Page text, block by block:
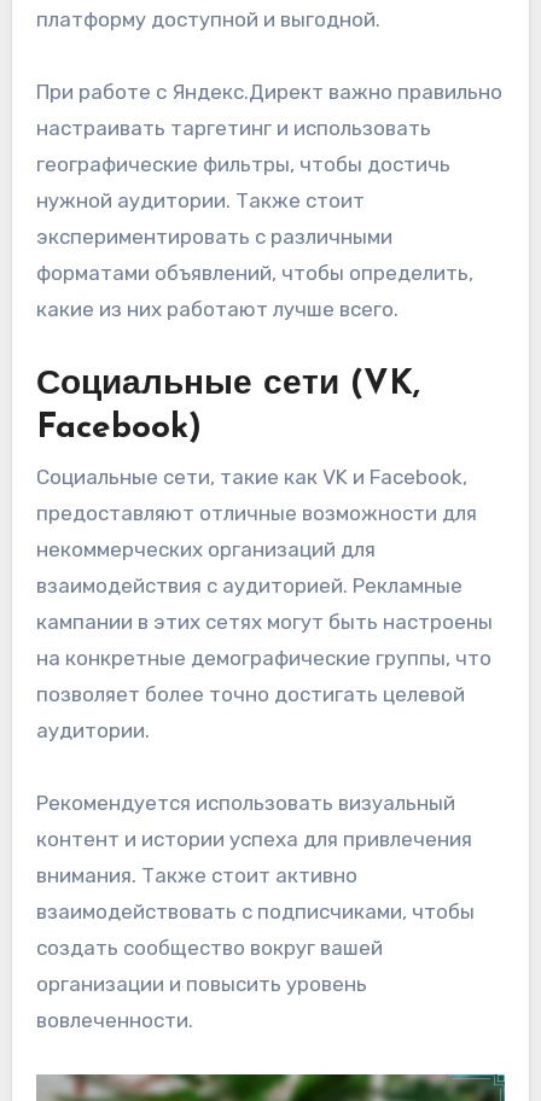
платформу доступной и выгодной.
При работе с Яндекс.Директ важно правильно
настраивать таргетинг и использовать
географические фильтры, чтобы достичь
нужной аудитории. Также стоит
экспериментировать с различными
форматами объявлений, чтобы определить,
какие из них работают лучше всего.
Социальные сети (VK,
Facebook)
Социальные сети, такие как VK и Facebook,
предоставляют отличные возможности для
некоммерческих организаций для
взаимодействия с аудиторией. Рекламные
кампании в этих сетях могут быть настроены
на конкретные демографические группы, что
позволяет более точно достигать целевой
аудитории.
Рекомендуется использовать визуальный
контент и истории успеха для привлечения
внимания. Также стоит активно
взаимодействовать с подписчиками, чтобы
создать сообщество вокруг вашей
организации и повысить уровень
вовлеченности.